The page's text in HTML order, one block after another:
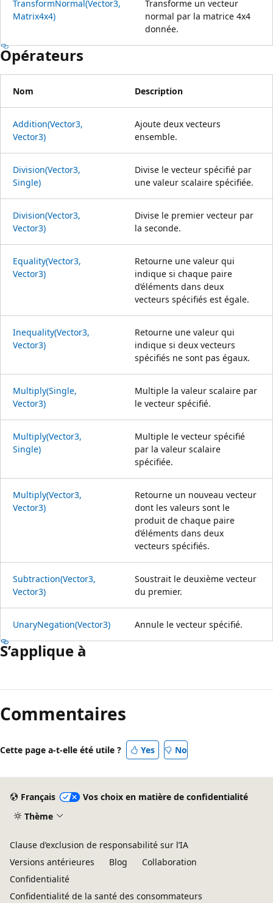
TransformNormal(Vector3,
Matrix4x4)
Transforme un vecteur
normal par la matrice 4x4
donnée.
Opérateurs
Nom Description
Addition(Vector3,
Vector3)
Ajoute deux vecteurs
ensemble.
Division(Vector3,
Single)
Divise le vecteur spécifié par
une valeur scalaire spécifiée.
Division(Vector3,
Vector3)
Divise le premier vecteur par
la seconde.
Equality(Vector3,
Vector3)
Retourne une valeur qui
indique si chaque paire
d’éléments dans deux
vecteurs spécifiés est égale.
Inequality(Vector3,
Vector3)
Retourne une valeur qui
indique si deux vecteurs
spécifiés ne sont pas égaux.
Multiply(Single,
Vector3)
Multiple la valeur scalaire par
le vecteur spécifié.
Multiply(Vector3,
Single)
Multiple le vecteur spécifié
par la valeur scalaire
spécifiée.
Multiply(Vector3,
Vector3)
Retourne un nouveau vecteur
dont les valeurs sont le
produit de chaque paire
d’éléments dans deux
vecteurs spécifiés.
Subtraction(Vector3,
Vector3)
Soustrait le deuxième vecteur
du premier.
UnaryNegation(Vector3) Annule le vecteur spécifié.
S’applique à
Commentaires
Cette page a-t-elle été utile ? Yes No
Français
Vos choix en matière de confidentialité
Thème
Clause d’exclusion de responsabilité sur l’IA
Versions antérieures
Blog
Collaboration
Confidentialité
Confidentialité de la santé des consommateurs